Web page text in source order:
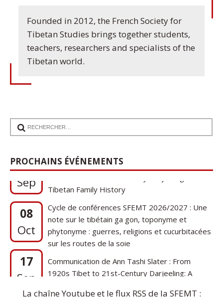
Founded in 2012, the French Society for
Tibetan Studies brings together students,
teachers, researchers and specialists of the
Tibetan world.
PROCHAINS ÉVÉNEMENTS
17
Sep
Communication de Ann Tashi Slater : From
1920s Tibet to 21st-Century Darjeeling: A
08
Oct
Cycle de conférences SFEMT 2026/2027 : Une
note sur le tibétain ga gon, toponyme et
phytonyme : guerres, religions et cucurbitacées
sur les routes de la soie
17
Sep
1920s Tibet to 21st-Century Darjeeling: A
Tibetan Family History
La chaîne Youtube et le flux RSS de la SFEMT :